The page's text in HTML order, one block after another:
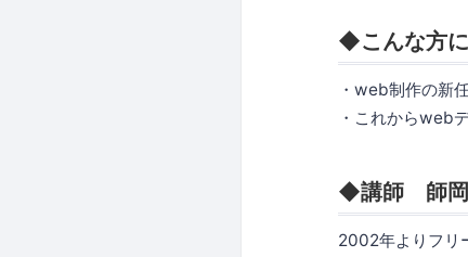
◆こんな方
・web制作の新
・これからweb
◆講師 師岡
2002年よりフリ